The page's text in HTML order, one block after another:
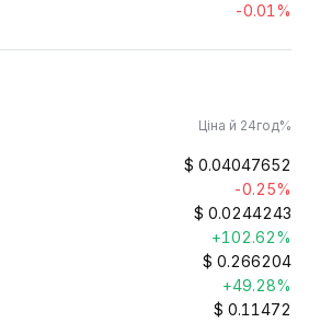
-0.01%
Ціна й 24год%
$ 0.04047652
-0.25%
$ 0.0244243
+102.62%
$ 0.266204
+49.28%
$ 0.11472